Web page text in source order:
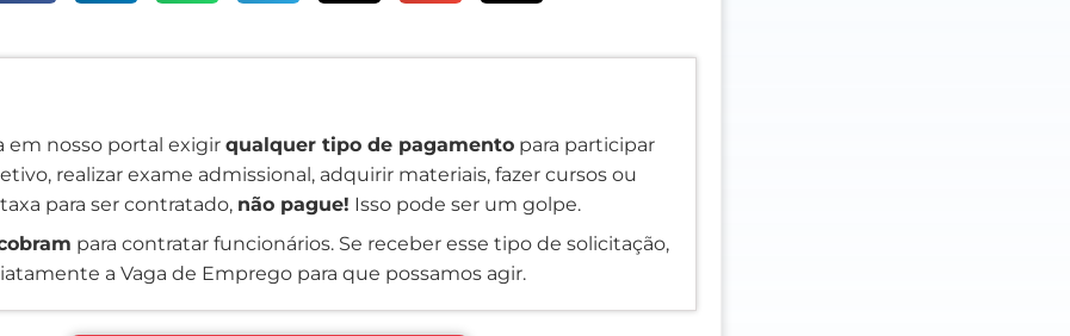
em nosso portal exigirqualquer tipo de pagamento para participar
realizar exame admissional, adquirir materiais, fazer cursos ou
para ser contratado, não pague! Isso pode ser um golpe.
para contratar funcionários. Se receber esse tipo de solicitação,
a Vaga de Emprego para que possamos agir.